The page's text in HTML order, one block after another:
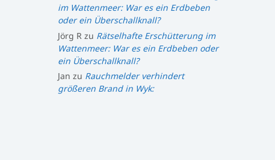
im Wattenmeer: War es ein Erdbeben
oder ein Überschallknall?
Jörg R zu Rätselhafte Erschütterung im
Wattenmeer: War es ein Erdbeben oder
ein Überschallknall?
Jan zu Rauchmelder verhindert
größeren Brand in Wyk: